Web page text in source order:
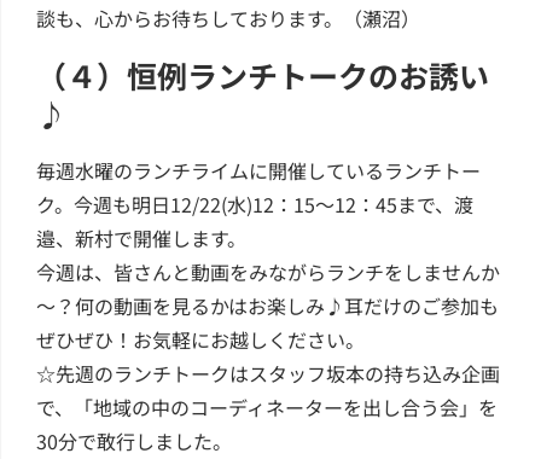
談も、心からお待ちしております。（瀬沼）
（４）恒例ランチトークのお誘い
♪
毎週水曜のランチライムに開催しているランチトー
ク。今週も明日12/22(水)12：15～12：45まで、渡
邉、新村で開催します。
今週は、皆さんと動画をみながらランチをしませんか
～？何の動画を見るかはお楽しみ♪耳だけのご参加も
ぜひぜひ！お気軽にお越しください。
☆先週のランチトークはスタッフ坂本の持ち込み企画
で、「地域の中のコーディネーターを出し合う会」を
30分で敢行しました。